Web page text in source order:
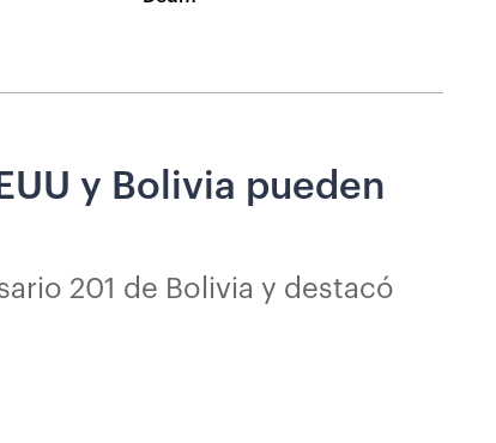
y Bolivia pueden
201 de Bolivia y destacó